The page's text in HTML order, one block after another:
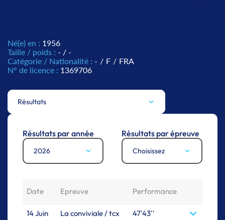
Né(e) en : 1956
Taille / poids : - / -
Catégorie / Nationalité : - / F / FRA
N° de licence : 1369706
Résultats
Résultats par année
2026
Résultats par épreuve
Choisissez
Date Epreuve Performance
14 Juin La conviviale / tcx
47'43''